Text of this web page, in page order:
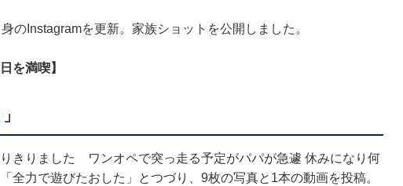
のInstagramを更新。家族ショットを公開しました。
を満喫】
きりました ワンオペで突っ走る予定がパパが急遽 休みになり何
全力で遊びたおした」とつづり、9枚の写真と1本の動画を投稿。